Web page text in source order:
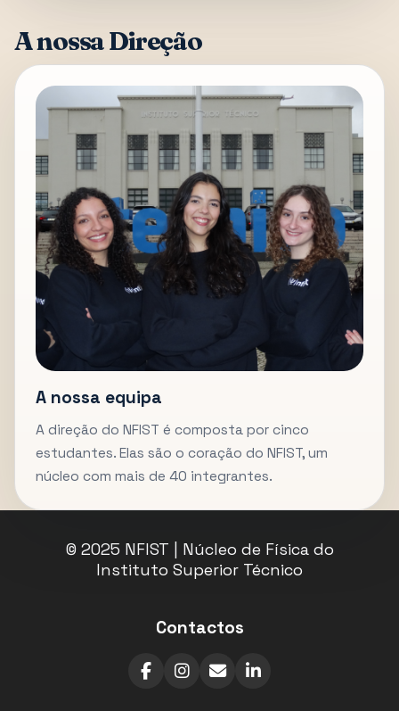
A nossa Direção
A nossa equipa
A direção do NFIST é composta por cinco
estudantes. Elas são o coração do NFIST, um
núcleo com mais de 40 integrantes.
© 2025 NFIST | Núcleo de Física do
Instituto Superior Técnico
Contactos